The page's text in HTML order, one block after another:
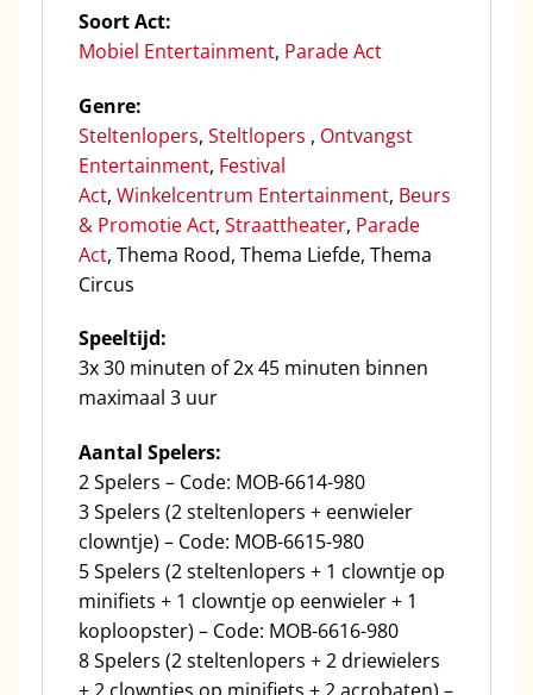
Soort Act:
Mobiel Entertainment, Parade Act
Genre:
Steltenlopers, Steltlopers , Ontvangst
Entertainment, Festival
Act, Winkelcentrum Entertainment, Beurs
& Promotie Act, Straattheater, Parade
Act, Thema Rood, Thema Liefde, Thema
Circus
Speeltijd:
3x 30 minuten of 2x 45 minuten binnen
maximaal 3 uur
Aantal Spelers:
2 Spelers – Code: MOB-6614-980
3 Spelers (2 steltenlopers + eenwieler
clowntje) – Code: MOB-6615-980
5 Spelers (2 steltenlopers + 1 clowntje op
minifiets + 1 clowntje op eenwieler + 1
koploopster) – Code: MOB-6616-980
8 Spelers (2 steltenlopers + 2 driewielers